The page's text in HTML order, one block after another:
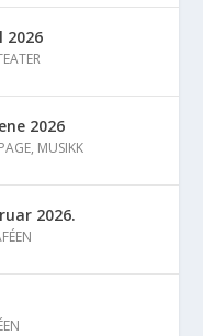
2026
2026
, MUSIKK
2026.